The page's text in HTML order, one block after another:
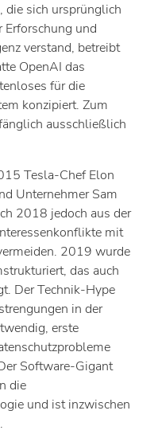
die sich ursprünglich
und
verstand, betreibt
OpenAI das
für die
konzipiert. Zum
ausschließlich
Tesla-Chef Elon
Unternehmer Sam
2018 jedoch aus der
mit
2019 wurde
das auch
Der Technik-Hype
in der
erste
Software-Gigant
die
und ist inzwischen